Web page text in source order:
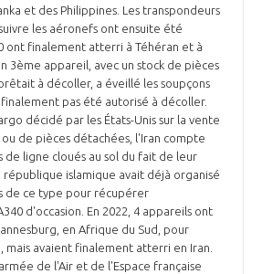
et des Philippines. Les transpondeurs
les aéronefs ont ensuite été
ont finalement atterri à Téhéran et à
3ème appareil, avec un stock de pièces
à décoller, a éveillé les soupçons
pas été autorisé à décoller.
décidé par les États-Unis sur la vente
ou de pièces détachées, l'Iran compte
de ligne cloués au sol du fait de leur
république islamique avait déjà organisé
de ce type pour récupérer
d'occasion. En 2022, 4 appareils ont
en Afrique du Sud, pour
mais avaient finalement atterri en Iran.
de l'Air et de l'Espace française